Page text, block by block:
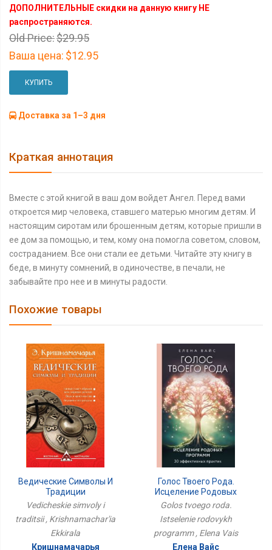
ДОПОЛНИТЕЛЬНЫЕ скидки на данную книгу НЕ
распространяются.
Old Price:$29.95
Ваша цена: $12.95
КУПИТЬ
Доставка за 1–3 дня
Краткая аннотация
Вместе с этой книгой в ваш дом войдет Ангел. Перед вами
откроется мир человека, ставшего матерью многим детям. И
настоящим сиротам или брошенным детям, которые пришли в
ее дом за помощью, и тем, кому она помогла советом, словом,
состраданием. Все они стали ее детьми. Читайте эту книгу в
беде, в минуту сомнений, в одиночестве, в печали, не
забывайте про нее и в минуты радости.
Похожие товары
Ведические Символы И
Традиции
Vedicheskie simvoly i
traditsii , Krishnamachar'ia
Ekkirala
Кришнамачарья
Голос Твоего Рода.
Исцеление Родовых
Программ
Golos tvoego roda.
Istselenie rodovykh
programm , Elena Vais
Елена Вайс